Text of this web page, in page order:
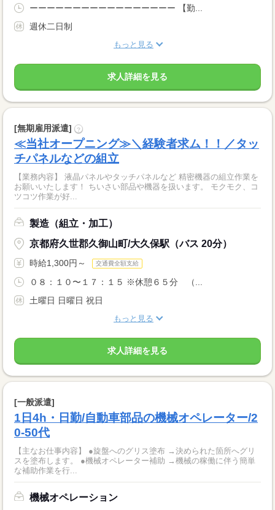
ーーーーーーーーーーーーーーーーー 【勤...
週休二日制
もっと見る
求人詳細を見る
[無期雇用派遣] ?
≪当社オープニング≫＼経験者求ム！！／タッ
チパネルなどの組立
【業務内容】 液晶パネルやタッチパネルなど 精密機器の組立作業を
お願いいたします！ ちいさい部品や機器を扱います。 モクモク、コ
ツコツ作業が好...
製造（組立・加工）
京都府久世郡久御山町/大久保駅（バス 20分）
時給1,300円～ 交通費全額支給
０８：１０〜１７：１５ ※休憩６５分 （...
土曜日 日曜日 祝日
もっと見る
求人詳細を見る
[一般派遣]
1日4h・日勤/自動車部品の機械オペレーター/2
0-50代
【主なお仕事内容】 ●旋盤へのグリス塗布 →決められた箇所へグリ
スを塗布します。 ●機械オペレーター補助 →機械の稼働に伴う簡単
な補助作業を行...
機械オペレーション